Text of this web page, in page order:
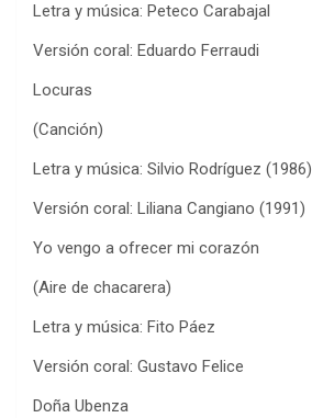
Letra y música: Peteco Carabajal
Versión coral: Eduardo Ferraudi
Locuras
(Canción)
Letra y música: Silvio Rodríguez (1986)
Versión coral: Liliana Cangiano (1991)
Yo vengo a ofrecer mi corazón
(Aire de chacarera)
Letra y música: Fito Páez
Versión coral: Gustavo Felice
Doña Ubenza